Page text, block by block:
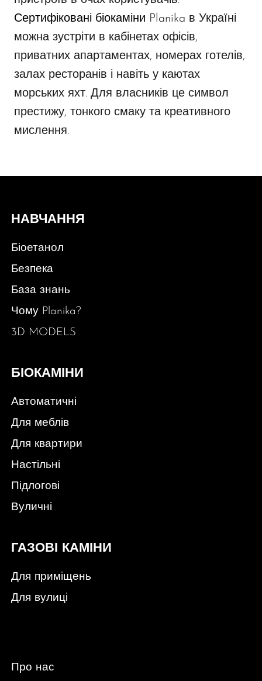
Сертифіковані біокаміни Planika в Україні
можна зустріти в кабінетах офісів,
приватних апартаментах, номерах готелів,
залах ресторанів і навіть у каютах
морських яхт. Для власників це символ
престижу, тонкого смаку та креативного
мислення.
НАВЧАННЯ
Біоетанол
Безпека
База знань
Чому Planika?
3D MODELS
БІОКАМІНИ
Автоматичні
Для меблів
Для квартири
Настільні
Підлогові
Вуличні
ГАЗОВІ КАМІНИ
Для приміщень
Для вулиці
Про нас